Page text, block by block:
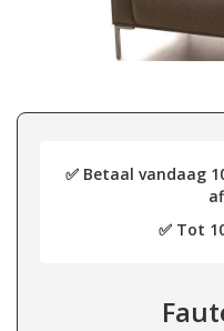
✅ Betaal vandaag
✅ Tot